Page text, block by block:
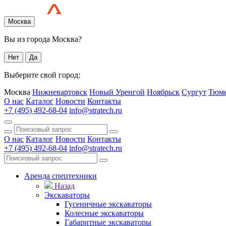
Москва
Вы из города Москва?
Нет Да
Выберите свой город:
Москва Нижневартовск Новый Уренгой Ноябрьск Сургут
О нас Каталог Новости Контакты
+7 (495) 492-68-04 info@stratech.ru
О нас Каталог Новости Контакты
+7 (495) 492-68-04 info@stratech.ru
Аренда спецтехники
Назад
Экскаваторы
Гусеничные экскаваторы
Колесные экскаваторы
Габаритные экскаваторы